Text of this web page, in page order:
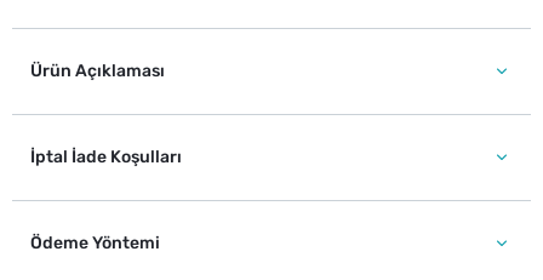
Ürün Açıklaması
İptal İade Koşulları
Ödeme Yöntemi